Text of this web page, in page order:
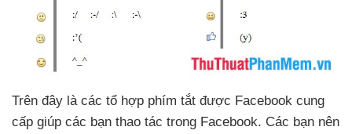
Trên đây là các tổ hợp phím tắt được Facebook cung
cấp giúp các bạn thao tác trong Facebook. Các bạn nên